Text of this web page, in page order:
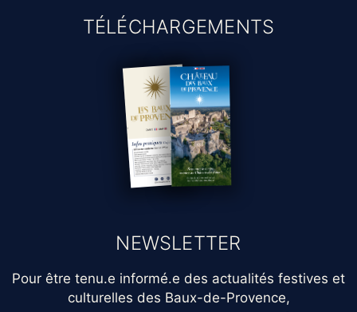
TÉLÉCHARGEMENTS
NEWSLETTER
Pour être tenu.e informé.e des actualités festives et
culturelles des Baux-de-Provence,